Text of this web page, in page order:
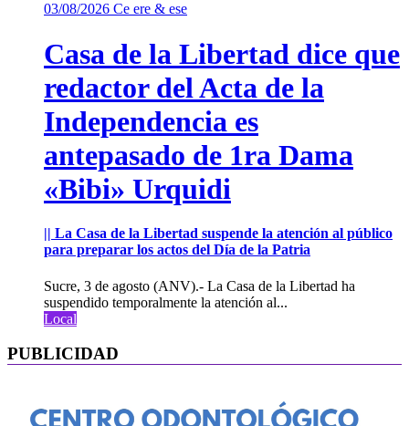
03/08/2026 Ce ere & ese
Casa de la Libertad dice que
redactor del Acta de la
Independencia es
antepasado de 1ra Dama
«Bibi» Urquidi
|| La Casa de la Libertad suspende la atención al público
para preparar los actos del Día de la Patria
Sucre, 3 de agosto (ANV).- La Casa de la Libertad ha
suspendido temporalmente la atención al...
Local
PUBLICIDAD